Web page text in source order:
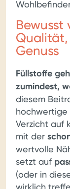
Bewusst
Genuss
Füllstoffe
zumindest,
diesem
hochwertige
Verzicht auf
mit der
wertvolle
setzt auf
(oder in
wirklich